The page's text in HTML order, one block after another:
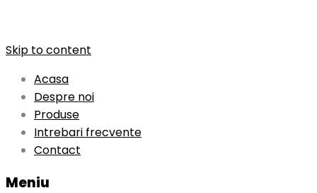
Skip to content
Acasa
Despre noi
Produse
Intrebari frecvente
Contact
Meniu